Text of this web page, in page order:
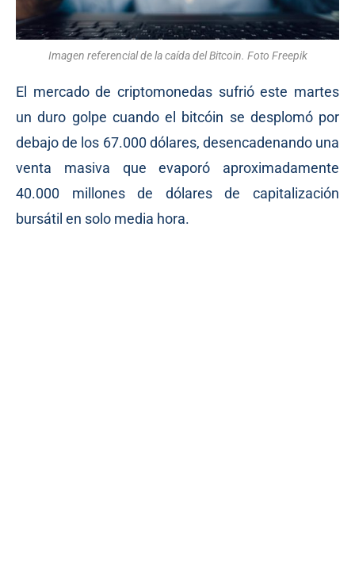
Imagen referencial de la caída del Bitcoin. Foto Freepik
El mercado de criptomonedas sufrió este martes
un duro golpe cuando el bitcóin se desplomó por
debajo de los 67.000 dólares, desencadenando una
venta masiva que evaporó aproximadamente
40.000 millones de dólares de capitalización
bursátil en solo media hora.